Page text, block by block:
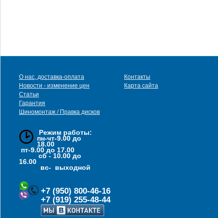
О нас, доставка-оплата
Новости - изменение цен
Статьи
Гарантия
Шиномонтаж / Правка дисков
Контакты
Карта сайта
Режим работы:
пн-чт-9.00 до
18.00
пт-9.00 до 17.00
сб - 10.00 до
16.00
вс- выходной
+7 (950) 800-46-16
+7 (919) 255-48-44